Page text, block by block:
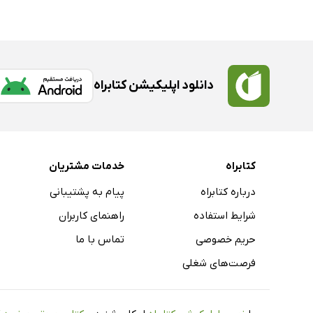
دانلود اپلیکیشن کتابراه
کتابراه
درباره کتابراه
شرایط استفاده
حریم خصوصی
فرصت‌های شغلی
خدمات مشتریان
پیام به پشتیبانی
راهنمای کاربران
تماس با ما